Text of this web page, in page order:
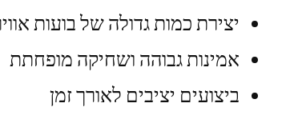
יצירת כמות גדולה של בועות
אמינות גבוהה ושחיקה מופחתת
ביצועים יציבים לאורך זמן